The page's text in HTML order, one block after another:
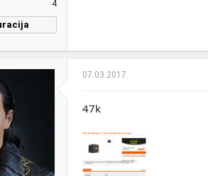
RAIDMAX Cobra Z Red
Smart SE SPS-
SH-224DB
Devastator II
10 Mb/s
Linux x64 Inox-
4
with BeQuiet! Dark
Z890 Eagle
2x32GB DDR5 Kinston Fury
6000Mhz@CL36
RTX 4060
Windforce OC 8GB
07.03.2017.
47k